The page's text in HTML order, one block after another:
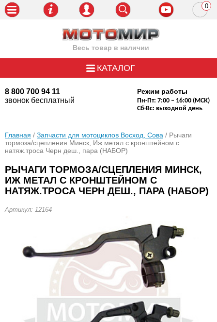
Весь товар в наличии
8 800 700 94 11
звонок бесплатный
Режим работы
Пн-Пт: 7:00 – 16:00 (МСК)
Сб-Вс: выходной день
0
КАТАЛОГ
Главная / Запчасти для мотоциклов Восход, Сова / Рычаги
тормоза/сцепления Минск, Иж метал с кронштейном с
натяж.троса Черн деш., пара (НАБОР)
РЫЧАГИ ТОРМОЗА/СЦЕПЛЕНИЯ МИНСК,
ИЖ МЕТАЛ С КРОНШТЕЙНОМ С
НАТЯЖ.ТРОСА ЧЕРН ДЕШ., ПАРА (НАБОР)
Артикул: 12164